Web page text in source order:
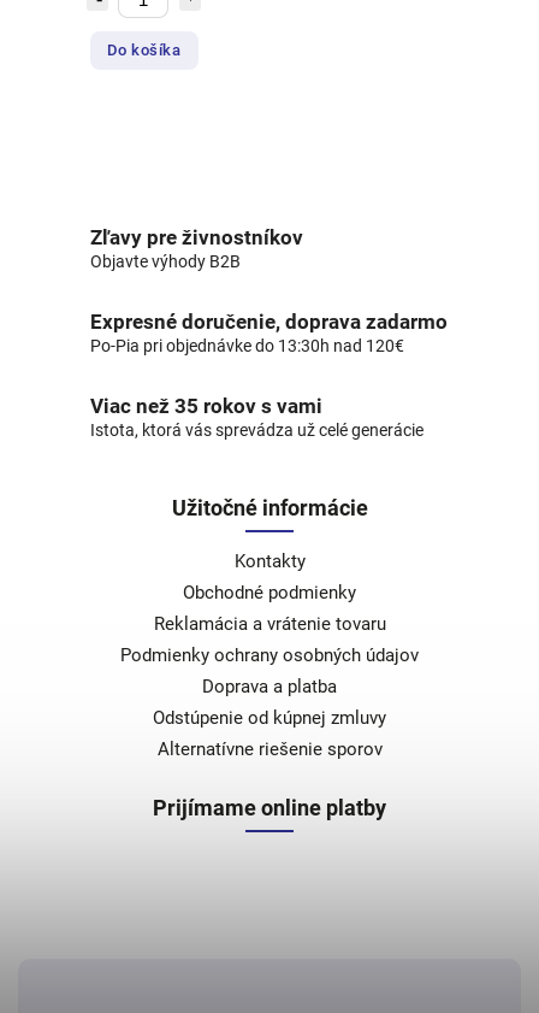
Do košíka
Zľavy pre živnostníkov
Objavte výhody B2B
Expresné doručenie, doprava zadarmo
Po-Pia pri objednávke do 13:30h nad 120€
Viac než 35 rokov s vami
Istota, ktorá vás sprevádza už celé generácie
Užitočné informácie
Kontakty
Obchodné podmienky
Reklamácia a vrátenie tovaru
Podmienky ochrany osobných údajov
Doprava a platba
Odstúpenie od kúpnej zmluvy
Alternatívne riešenie sporov
Prijímame online platby